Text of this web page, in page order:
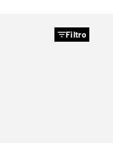
Filtro